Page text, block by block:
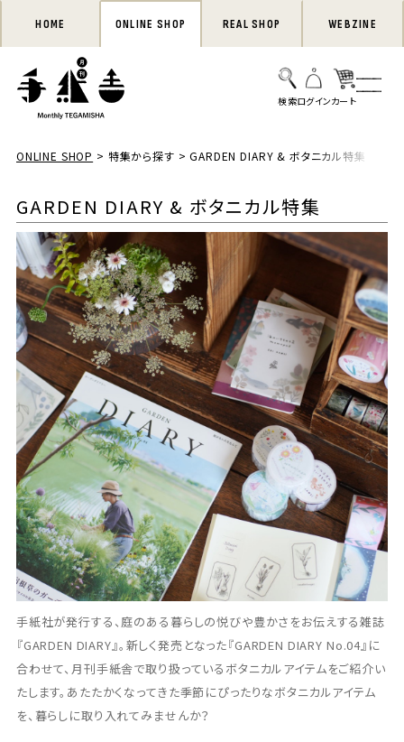
HOME ONLINE SHOP REAL SHOP WEBZINE
ONLINE SHOP 特集から探す GARDEN DIARY & ボタニカル特集
GARDEN DIARY & ボタニカル特集
手紙社が発行する、庭のある暮らしの悦びや豊かさをお伝えする雑誌
『GARDEN DIARY』。新しく発売となった『GARDEN DIARY No.04』に
合わせて、月刊手紙舎で取り扱っているボタニカルアイテムをご紹介い
たします。あたたかくなってきた季節にぴったりなボタニカルアイテム
を、暮らしに取り入れてみませんか？